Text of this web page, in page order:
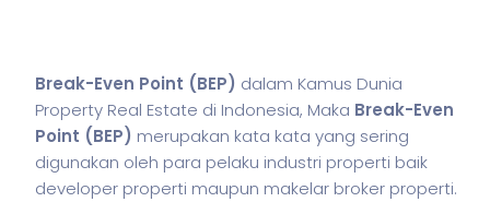
Break-Even Point (BEP) dalam Kamus Dunia
Property Real Estate di Indonesia, Maka Break-Even
Point (BEP) merupakan kata kata yang sering
digunakan oleh para pelaku industri properti baik
developer properti maupun makelar broker properti.